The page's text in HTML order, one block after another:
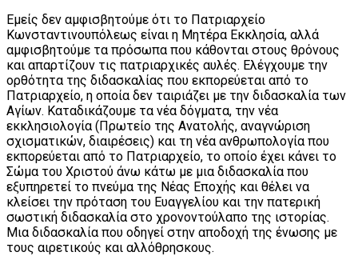
Εμείς δεν αμφισβητούμε ότι το Πατριαρχείο
Κωνσταντινουπόλεως είναι η Μητέρα Εκκλησία, αλλά
αμφισβητούμε τα πρόσωπα που κάθονται στους θρόνους
και απαρτίζουν τις πατριαρχικές αυλές. Ελέγχουμε την
ορθότητα της διδασκαλίας που εκπορεύεται από το
Πατριαρχείο, η οποία δεν ταιριάζει με την διδασκαλία των
Αγίων. Καταδικάζουμε τα νέα δόγματα, την νέα
εκκλησιολογία (Πρωτείο της Ανατολής, αναγνώριση
σχισματικών, διαιρέσεις) και τη νέα ανθρωπολογία που
εκπορεύεται από το Πατριαρχείο, το οποίο έχει κάνει το
Σώμα του Χριστού άνω κάτω με μια διδασκαλία που
εξυπηρετεί το πνεύμα της Νέας Εποχής και θέλει να
κλείσει την πρόταση του Ευαγγελίου και την πατερική
σωστική διδασκαλία στο χρονοντούλαπο της ιστορίας.
Μια διδασκαλία που οδηγεί στην αποδοχή της ένωσης με
τους αιρετικούς και αλλόθρησκους.